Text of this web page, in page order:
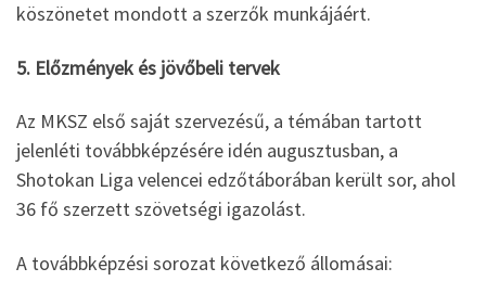
köszönetet mondott a szerzők munkájáért.
5. Előzmények és jövőbeli tervek
Az MKSZ első saját szervezésű, a témában tartott
jelenléti továbbképzésére idén augusztusban, a
Shotokan Liga velencei edzőtáborában került sor, ahol
36 fő szerzett szövetségi igazolást.
A továbbképzési sorozat következő állomásai: